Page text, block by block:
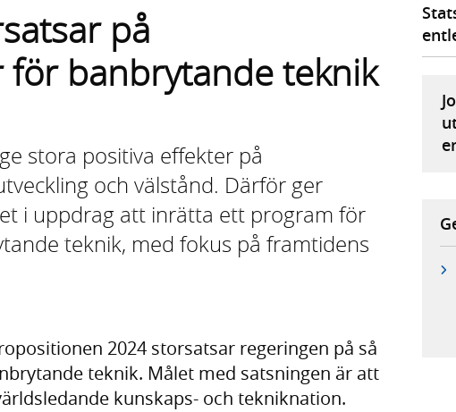
på
för banbrytande teknik
stora positiva effekter på
och välstånd. Därför ger
i uppdrag att inrätta ett program för
teknik, med fokus på framtidens
2024 storsatsar regeringen på så
teknik. Målet med satsningen är att
kunskaps- och tekniknation.